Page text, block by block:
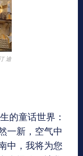
迪
的童话世界：
一新，空气中
中，我将为您